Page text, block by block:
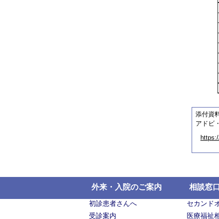
添付資
アドビ
外来・入院のご案内
初診患者さんへ
受診案内
相談窓
セカンド
医療福祉